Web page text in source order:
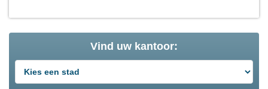
Vind uw kantoor: